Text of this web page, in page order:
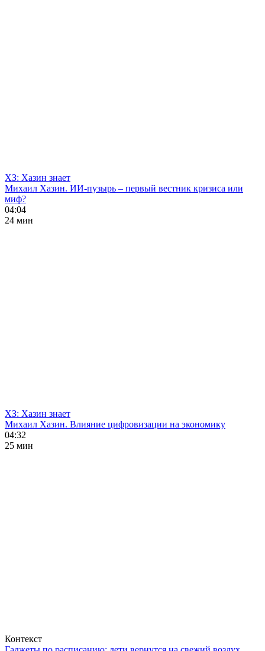
ХЗ: Хазин знает
Михаил Хазин. ИИ-пузырь – первый вестник кризиса или
миф?
04:04
24 мин
ХЗ: Хазин знает
Михаил Хазин. Влияние цифровизации на экономику
04:32
25 мин
Контекст